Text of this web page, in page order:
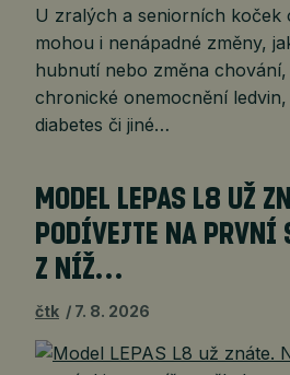
U zralých a seniorních koček
mohou i nenápadné změny,
hubnutí nebo změna chování,
chronické onemocnění
diabetes či jiné…
MODEL LEPAS L8 UŽ
PODÍVEJTE NA PRVNÍ
Z NÍŽ…
čtk 7. 8. 2026